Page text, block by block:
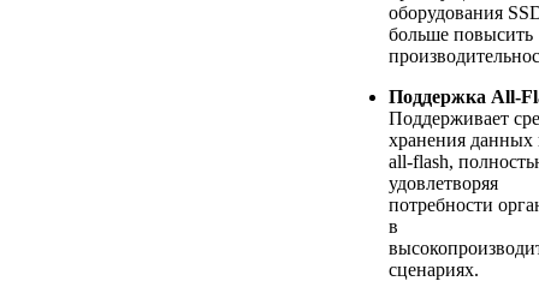
оборудования
больше повысить
Поддержка All-
Поддерживает
хранения данных
all-flash,
удовлетворяя
потребности
в
сценариях.